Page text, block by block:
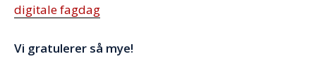
digitale fagdag
Vi gratulerer så mye!